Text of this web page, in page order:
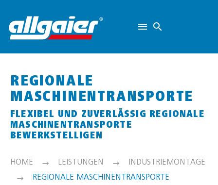
REGIONALE
MASCHINENTRANSPORTE
FLEXIBEL UND ZUVERLÄSSIG REGIONALE
MASCHINENTRANSPORTE
BEWERKSTELLIGEN
HOME LEISTUNGEN
INDUSTRIEMONTAGE
REGIONALE MASCHINENTRANSPORTE